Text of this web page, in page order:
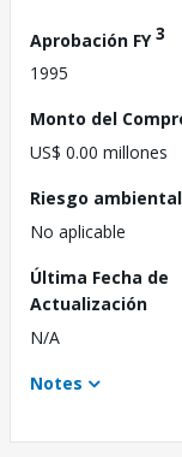
Aprobación FY3
1995
Monto del
US$ 0.00 millones
Riesgo
No aplicable
Última Fecha de
Actualización
N/A
Notes